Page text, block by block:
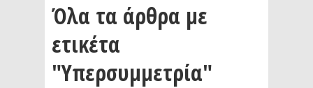
Όλα τα άρθρα με
ετικέτα
"Υπερσυμμετρία"